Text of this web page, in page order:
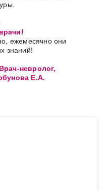
ежемесячно они
знаний!
невролог,
Е.А.
—